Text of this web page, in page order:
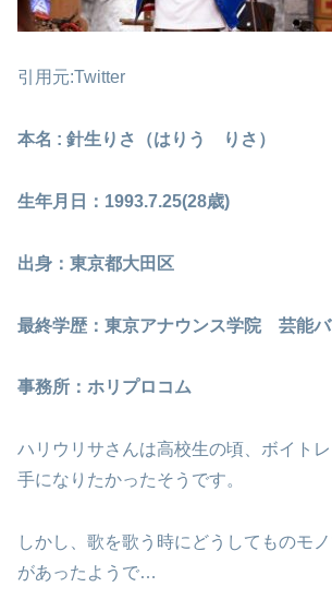
引用元:Twitter
本名 : 針生りさ（はりう りさ）
生年月日：1993.7.25(28歳)
出身：東京都大田区
最終学歴：東京アナウンス学院 芸能
事務所：ホリプロコム
ハリウリサさんは高校生の頃、ボイト
手になりたかったそうです。
しかし、歌を歌う時にどうしてものモ
があったようで…